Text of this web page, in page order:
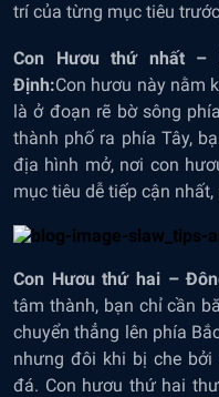
trí của từng mục tiêu
Con Hươu thứ nhất –
Định:Con hươu này nằm
là ở đoạn rẽ bờ sông
thành phố ra phía Tây,
địa hình mở, nơi con
mục tiêu dễ tiếp cận
Con Hươu thứ hai –
tâm thành, bạn chỉ cần
chuyển thẳng lên phía
nhưng đôi khi bị che
đá. Con hươu thứ hai